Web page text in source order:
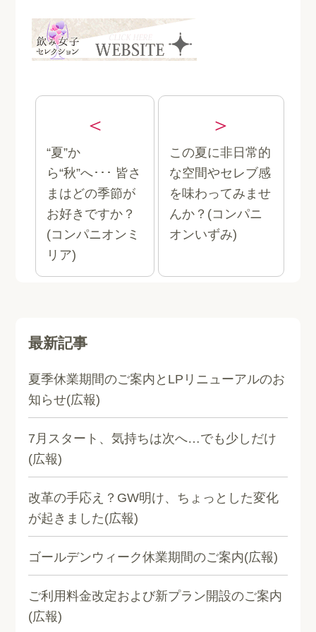
“夏”か
ら“秋”へ･･･ 皆さ
まはどの季節が
お好きですか？
(コンパニオンミ
リア)
この夏に非日常的
な空間やセレブ感
を味わってみませ
んか？(コンパニ
オンいずみ)
最新記事
夏季休業期間のご案内とLPリニューアルのお
知らせ(広報)
7月スタート、気持ちは次へ…でも少しだけ
(広報)
改革の手応え？GW明け、ちょっとした変化
が起きました(広報)
ゴールデンウィーク休業期間のご案内(広報)
ご利用料金改定および新プラン開設のご案内
(広報)